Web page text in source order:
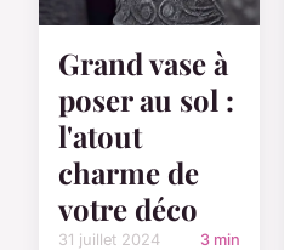
Grand vase à
poser au sol :
l'atout
charme de
votre déco
31 juillet 2024 3 min